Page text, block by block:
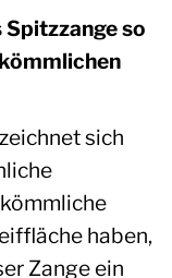
Spitzzange so
sich
haben,
Zange ein